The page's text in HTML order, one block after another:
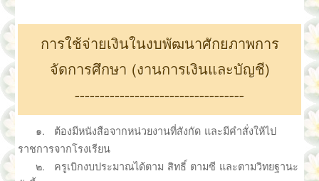
การใช้จ่ายเงินในงบพัฒนาศักยภาพการ
จัดการศึกษา (งานการเงินและบัญชี)
----------------------------------
๑. ต้องมีหนังสือจากหน่วยงานที่สังกัด และมีคำสั่งให้ไป
ราชการจากโรงเรียน
๒. ครูเบิกงบประมาณได้ตาม สิทธิ์ ตามซี และตามวิทยฐานะ